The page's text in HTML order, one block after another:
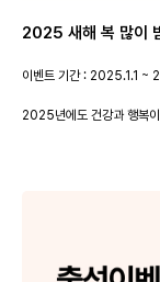
2025 새해 복 많이
이벤트 기간 : 2025.1.1 ~
2025년에도 건강과 행복